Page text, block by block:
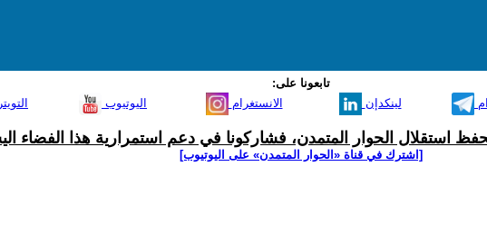
تابعونا على:
التويتر اليوتيوب الانستغرام لينكدإن
استقلال الحوار المتمدن، فشاركونا في دعم استمرارية هذا الفضاء
[اشترك في قناة ‫«الحوار المتمدن» على اليوتيوب]